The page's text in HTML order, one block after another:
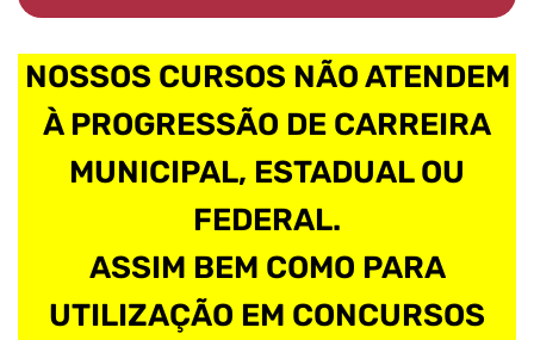
NOSSOS CURSOS NÃO ATENDEM
À PROGRESSÃO DE CARREIRA
MUNICIPAL, ESTADUAL OU
FEDERAL.
ASSIM BEM COMO PARA
UTILIZAÇÃO EM CONCURSOS